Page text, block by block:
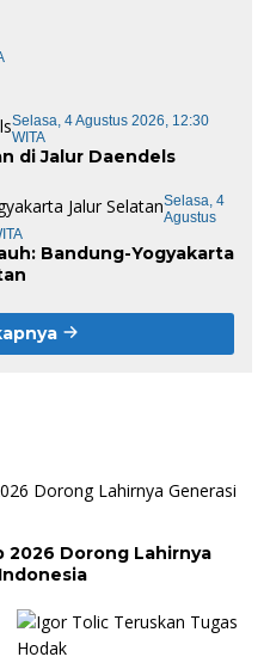
Selasa, 4 Agustus 2026, 12:30
WITA
di Jalur Daendels
Selasa, 4
Agustus
Bandung-Yogyakarta
2026 Dorong Lahirnya